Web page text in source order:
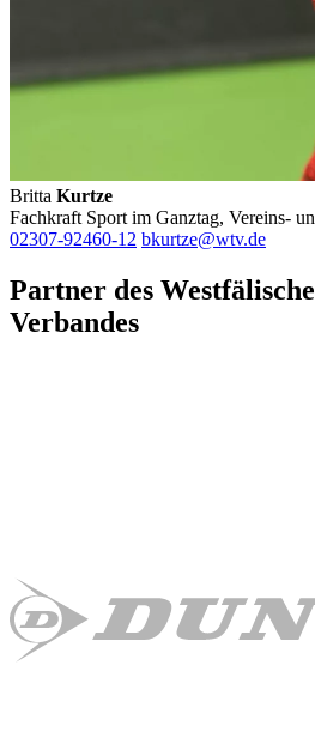
Britta Kurtze
Fachkraft Sport im Ganztag, Vereins-
02307-92460-12 bkurtze@wtv.de
Partner des
Verbandes